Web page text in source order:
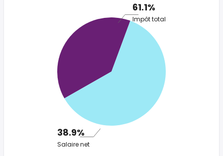
61.1%
Impôt total
38.9%
Salaire net